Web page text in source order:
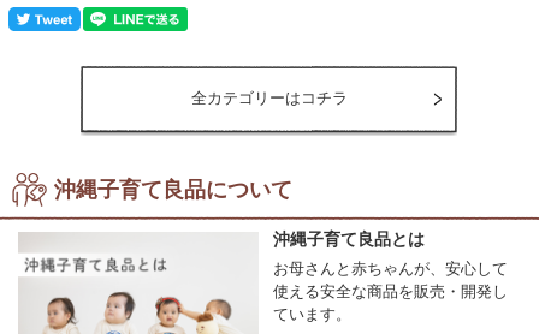
全カテゴリーはコチラ
沖縄子育て良品について
沖縄子育て良品とは
お母さんと赤ちゃんが、安心して
使える安全な商品を販売・開発し
ています。